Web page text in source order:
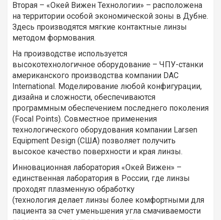
Вторая – «Окей Вижен Технологии» – расположена
на территории особой экономической зоны в Дубне.
Здесь производятся мягкие контактные линзы
методом формования.
На производстве используется
высокотехнологичное оборудование – ЧПУ-станки
американского производства компании DAC
International. Моделирование любой конфигурации,
дизайна и сложности, обеспечиваются
программным обеспечением последнего поколения
(Focal Points). Совместное применения
технологического оборудования компании Larsen
Equipment Design (США) позволяет получить
высокое качество поверхности и края линзы.
Инновационная лаборатория «Окей Вижен» –
единственная лаборатория в России, где линзы
проходят плазменную обработку
(технология делает линзы более комфортными для
пациента за счет уменьшения угла смачиваемости